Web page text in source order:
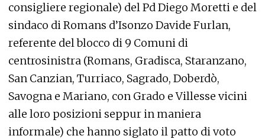
consigliere regionale) del Pd Diego Moretti e del
sindaco di Romans d’Isonzo Davide Furlan,
referente del blocco di 9 Comuni di
centrosinistra (Romans, Gradisca, Staranzano,
San Canzian, Turriaco, Sagrado, Doberdò,
Savogna e Mariano, con Grado e Villesse vicini
alle loro posizioni seppur in maniera
informale) che hanno siglato il patto di voto